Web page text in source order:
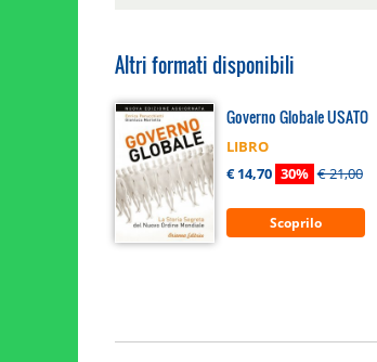
Altri formati disponibili
Governo Globale USATO
LIBRO
€ 14,70 30% € 21,00
Scoprilo